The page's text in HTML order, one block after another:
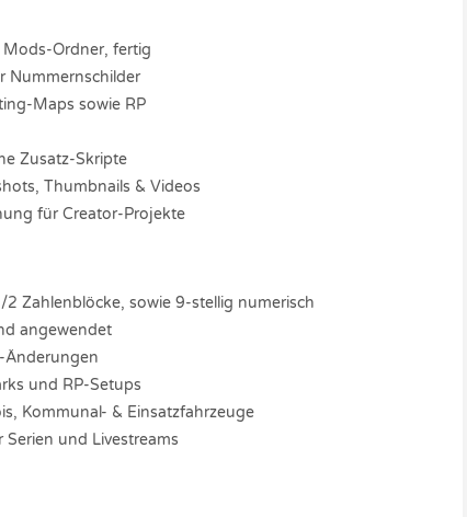
Ordner, fertig
Nummernschilder
Maps sowie RP
Zusatz-Skripte
Thumbnails & Videos
für Creator-Projekte
Zahlenblöcke, sowie 9-stellig numerisch
angewendet
Änderungen
und RP-Setups
Kommunal- & Einsatzfahrzeuge
und Livestreams